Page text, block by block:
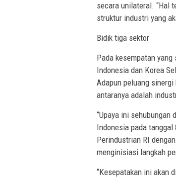
secara unilateral. “Hal
struktur industri yang
Bidik tiga sektor
Pada kesempatan
Indonesia dan Korea
Adapun peluang
antaranya adalah
“Upaya ini sehubungan
Indonesia pada tanggal
Perindustrian RI
menginisiasi langkah
“Kesepatakan ini akan